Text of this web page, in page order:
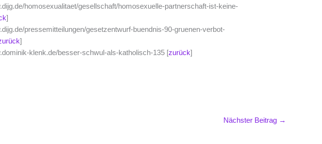
homosexualitaet/gesellschaft/homosexuelle-partnerschaft-ist-keine-
]
pressemitteilungen/gesetzentwurf-buendnis-90-gruenen-verbot-
]
klenk.de/besser-schwul-als-katholisch-135 [zurück]
Nächster Beitrag →